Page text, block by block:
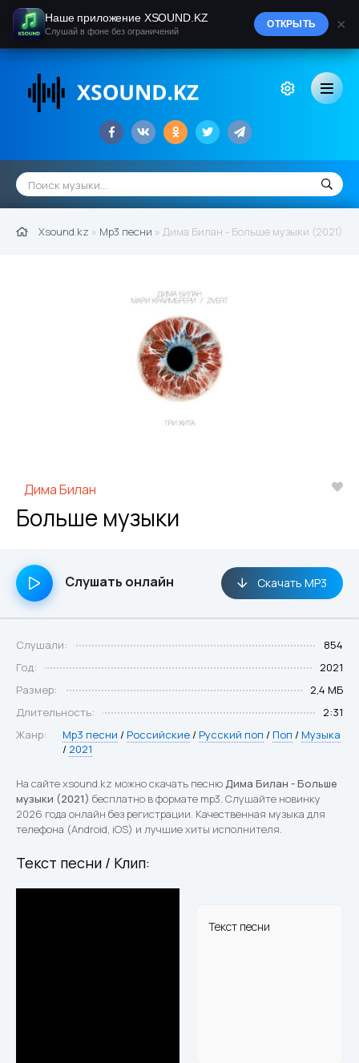
Xsound.kz » Mp3 песни » Дима Билан - Больше музыки (2021)
Дима Билан
Больше музыки
Слушать онлайн Скачать MP3
Слушали:
854
Год:
2021
Размер:
2,4 МБ
Длительность:
2:31
Жанр:
Mp3 песни / Российские / Русский поп / Поп / Музыка
/ 2021
На сайте xsound.kz можно скачать песнюДима Билан - Больше
музыки (2021) бесплатно в формате mp3. Слушайте новинку
2026 года онлайн без регистрации. Качественная музыка для
телефона (Android, iOS) и лучшие хиты исполнителя.
Текст песни / Клип:
Текст песни
Наше приложение XSOUND.KZ
Слушай в фоне без ограничений
ОТКРЫТЬ ×